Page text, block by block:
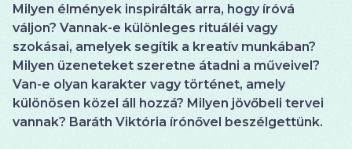
Milyen élmények inspirálták arra, hogy íróvá
váljon? Vannak-e különleges rituáléi vagy
szokásai, amelyek segítik a kreatív munkában?
Milyen üzeneteket szeretne átadni a műveivel?
Van-e olyan karakter vagy történet, amely
különösen közel áll hozzá? Milyen jövőbeli tervei
vannak? Baráth Viktória írónővel beszélgettünk.